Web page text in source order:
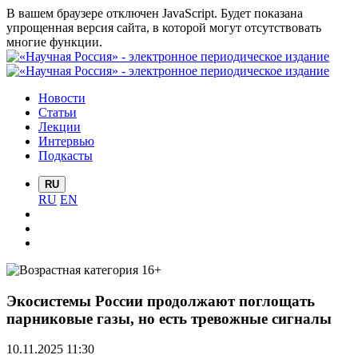
В вашем браузере отключен JavaScript. Будет показана
упрощенная версия сайта, в которой могут отсутствовать
многие функции.
Новости
Статьи
Лекции
Интервью
Подкасты
RU
RU EN
Экосистемы России продолжают поглощать
парниковые газы, но есть тревожные сигналы
10.11.2025 11:30